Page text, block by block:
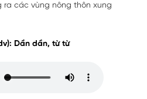
ra các vùng nông thôn xung
Dần dần, từ từ